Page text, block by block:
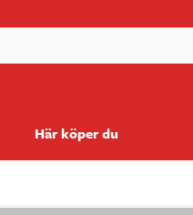
Här köper du